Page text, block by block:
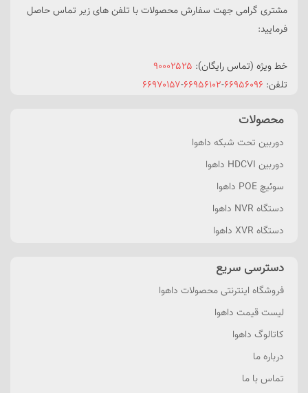
مشتری گرامی جهت سفارش محصولات با تلفن های زیر تماس حاصل
فرمایید:
خط ویژه (تماس رایگان): ۹۰۰۰۲۵۲۵
تلفن: ۶۶۹۵۶۰۹۶-۶۶۹۵۶۱۰۲-۶۶۹۷۰۱۵۷
محصولات
دوربین تحت شبکه داهوا
دوربین HDCVI داهوا
سوئیچ POE داهوا
دستگاه NVR داهوا
دستگاه XVR داهوا
دسترسی سریع
فروشگاه اینترنتی محصولات داهوا
لیست قیمت داهوا
کاتالوگ داهوا
درباره ما
تماس با ما